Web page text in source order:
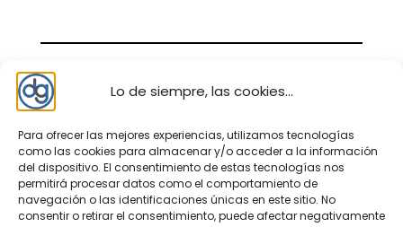
Lo de siempre, las cookies...
Para ofrecer las mejores experiencias, utilizamos tecnologías
como las cookies para almacenar y/o acceder a la información
del dispositivo. El consentimiento de estas tecnologías nos
permitirá procesar datos como el comportamiento de
navegación o las identificaciones únicas en este sitio. No
consentir o retirar el consentimiento, puede afectar negativamente